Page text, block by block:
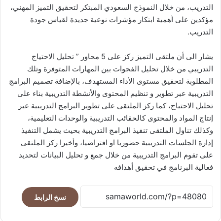
التدريب، من خلال النموذج السعودي المبتكر لتحقيق التميز المهني،
مؤكدين على أهمية ابتكار مؤشرات نوعية جديدة لقياس جودة
التدريب.
يشار الى أن ملتقى التميز ركز على 5 محاور ” تحليل الاحتياج
التدريبي من خلال تحليل الفجوات بين المهارات المتوفرة وتلك
المطلوبة لتحقيق مستوى الأداء المستهدف، بالإضافة تصميم البرامج
التدريبية عبر تطوير و تنظيم المحتوى والأنشطة التدريبية بناء على
تحليل الاحتياج، كما ركز الملتقى على تطوير البرامج التدريبية عبر
إنتاج المواد والمحتوى كالحقائب التدريبية والوحدات التعليمية،
وكذلك تناول الملتقى تنفيذ البرامج التدريبية بحيث يشمل التنفيذ
إدارة الجلسات التدريبية حضوريا او افتراضيا، وأخيرا ركز الملتقى
على تقوم البرامج التدريبية من خلال جمع و تحليل البيانات لتحديد
فعالية البرنامج في تحقيق أهدافه
نسخ الرابط